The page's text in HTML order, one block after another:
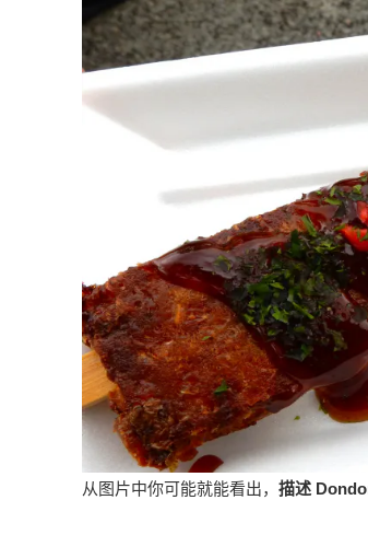
从图片中你可能就能看出， 描述